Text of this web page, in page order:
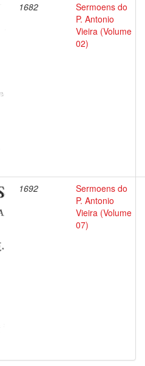
1682
Sermoens do
P. Antonio
Vieira (Volume
02)
1692
Sermoens do
P. Antonio
Vieira (Volume
07)